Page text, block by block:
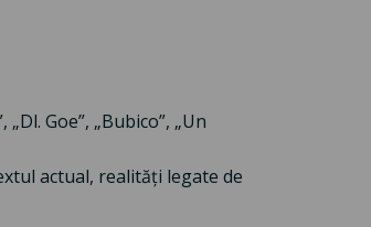
Goe”, „Bubico”, „Un
actual, realități legate de